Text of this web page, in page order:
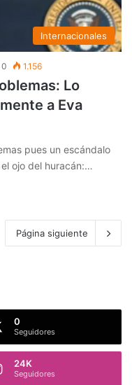
Internacionales
0 1.156
Lo
a Eva
pues un escándalo
ojo del huracán:…
Página siguiente
0
Seguidores
24K
Seguidores